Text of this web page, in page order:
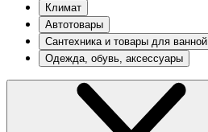
Климат
Автотовары
Сантехника и товары для ванной
Одежда, обувь, аксессуары